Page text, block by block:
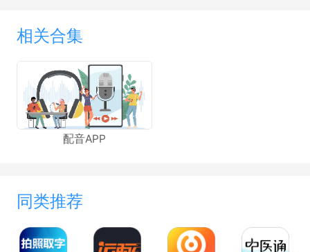
相关合集
配音APP
同类推荐